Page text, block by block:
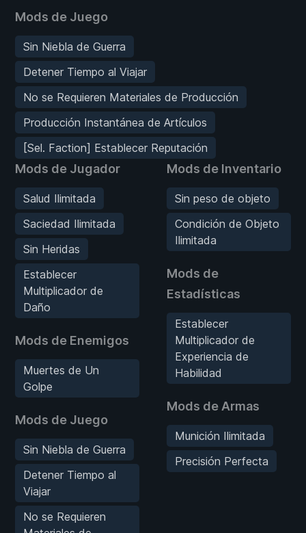
Mods de Juego
Sin Niebla de Guerra
Detener Tiempo al Viajar
No se Requieren Materiales de Producción
Producción Instantánea de Artículos
[Sel. Faction] Establecer Reputación
Mods de Jugador
Salud Ilimitada
Saciedad Ilimitada
Sin Heridas
Establecer
Multiplicador de
Daño
Mods de Enemigos
Muertes de Un
Golpe
Mods de Juego
Sin Niebla de Guerra
Detener Tiempo al
Viajar
No se Requieren
Mods de Inventario
Sin peso de objeto
Condición de Objeto
Ilimitada
Mods de
Estadísticas
Establecer
Multiplicador de
Experiencia de
Habilidad
Mods de Armas
Munición Ilimitada
Precisión Perfecta